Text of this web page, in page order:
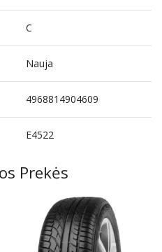
C
Nauja
4968814904609
E4522
Prekės